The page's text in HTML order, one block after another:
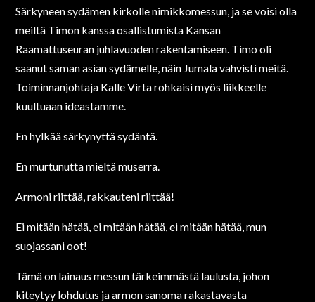
Särkyneen sydämen kirkolle nimikkomessun, ja se voisi olla
meiltä Timon kanssa osallistumista Kansan
Raamattuseuran juhlavuoden rakentamiseen. Timo oli
saanut saman asian sydämelle, näin Jumala vahvisti meitä.
Toiminnanjohtaja Kalle Virta rohkaisi myös liikkeelle
kuultuaan ideastamme.
En hylkää särkynyttä sydäntä.
En murtunutta mieltä muserra.
Armoni riittää, rakkauteni riittää!
Ei mitään hätää, ei mitään hätää, ei mitään hätää, mun
suojassani oot!
Tämä on lainaus messun tärkeimmästä laulusta, johon
kiteytyy lohdutus ja armon sanoma rakastavasta